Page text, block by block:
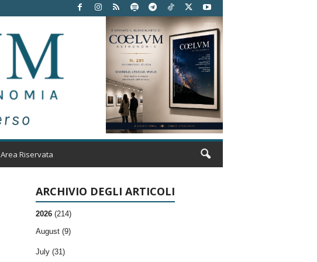
Area Riservata
ARCHIVIO DEGLI ARTICOLI
2026 (214)
August (9)
July (31)